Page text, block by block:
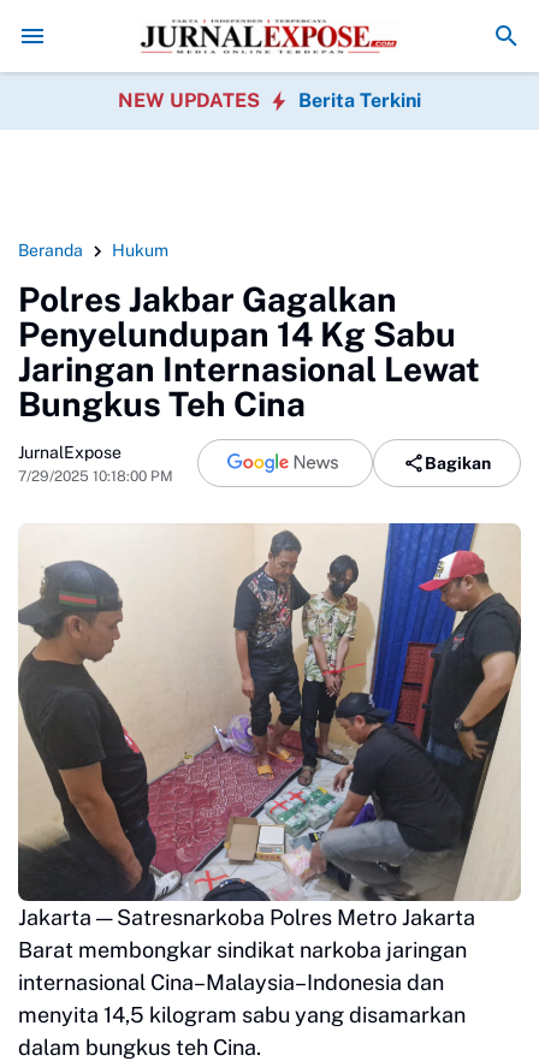
Medan Transparan Usut Kematian Winda Forwatu
NEW UPDATES Berita Terkini
Beranda Hukum
Polres Jakbar Gagalkan
Penyelundupan 14 Kg Sabu
Jaringan Internasional Lewat
Bungkus Teh Cina
JurnalExpose
7/29/2025 10:18:00 PM
Bagikan
Jakarta — Satresnarkoba Polres Metro Jakarta
Barat membongkar sindikat narkoba jaringan
internasional Cina–Malaysia–Indonesia dan
menyita 14,5 kilogram sabu yang disamarkan
dalam bungkus teh Cina.